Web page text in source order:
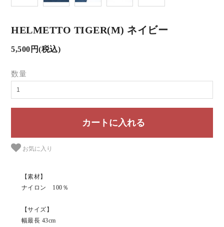
HELMETTO TIGER(M) ネイビー
5,500円(税込)
数量
お気に入り
【素材】
ナイロン 100％
【サイズ】
幅最長 43cm